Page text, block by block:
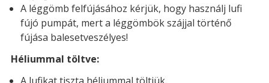
A léggömb felfújásához kérjük, hogy használj lufi
fújó pumpát, mert a léggömbök szájjal történő
fújása balesetveszélyes!
Héliummal töltve: